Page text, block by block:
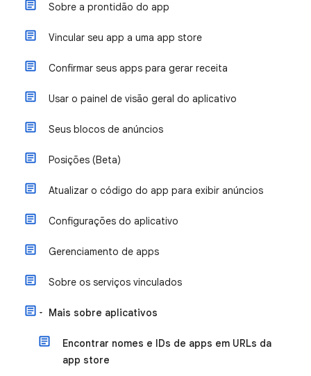
Sobre a prontidão do app
Vincular seu app a uma app store
Confirmar seus apps para gerar receita
Usar o painel de visão geral do aplicativo
Seus blocos de anúncios
Posições (Beta)
Atualizar o código do app para exibir anúncios
Configurações do aplicativo
Gerenciamento de apps
Sobre os serviços vinculados
Mais sobre aplicativos
Encontrar nomes e IDs de apps em URLs da
app store